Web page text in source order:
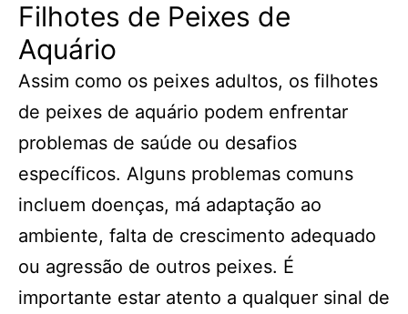
Filhotes de Peixes de
Aquário
Assim como os peixes adultos, os filhotes
de peixes de aquário podem enfrentar
problemas de saúde ou desafios
específicos. Alguns problemas comuns
incluem doenças, má adaptação ao
ambiente, falta de crescimento adequado
ou agressão de outros peixes. É
importante estar atento a qualquer sinal de